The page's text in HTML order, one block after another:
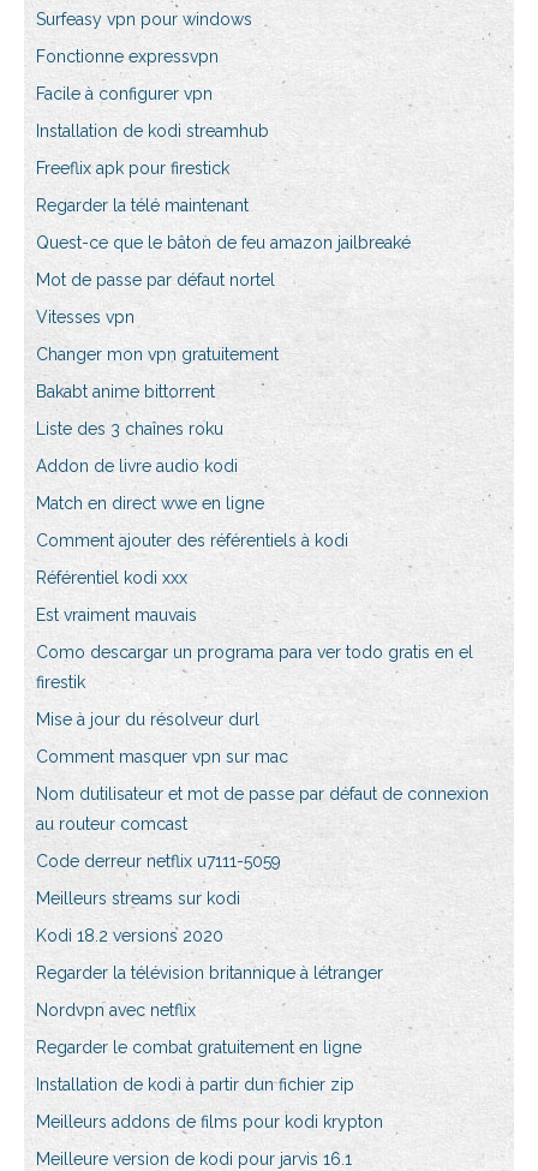
Surfeasy vpn pour windows
Fonctionne expressvpn
Facile à configurer vpn
Installation de kodi streamhub
Freeflix apk pour firestick
Regarder la télé maintenant
Quest-ce que le bâton de feu amazon jailbreaké
Mot de passe par défaut nortel
Vitesses vpn
Changer mon vpn gratuitement
Bakabt anime bittorrent
Liste des 3 chaînes roku
Addon de livre audio kodi
Match en direct wwe en ligne
Comment ajouter des référentiels à kodi
Référentiel kodi xxx
Est vraiment mauvais
Como descargar un programa para ver todo gratis en el
firestik
Mise à jour du résolveur durl
Comment masquer vpn sur mac
Nom dutilisateur et mot de passe par défaut de connexion
au routeur comcast
Code derreur netflix u7111-5059
Meilleurs streams sur kodi
Kodi 18.2 versions 2020
Regarder la télévision britannique à létranger
Nordvpn avec netflix
Regarder le combat gratuitement en ligne
Installation de kodi à partir dun fichier zip
Meilleurs addons de films pour kodi krypton
Meilleure version de kodi pour jarvis 16.1